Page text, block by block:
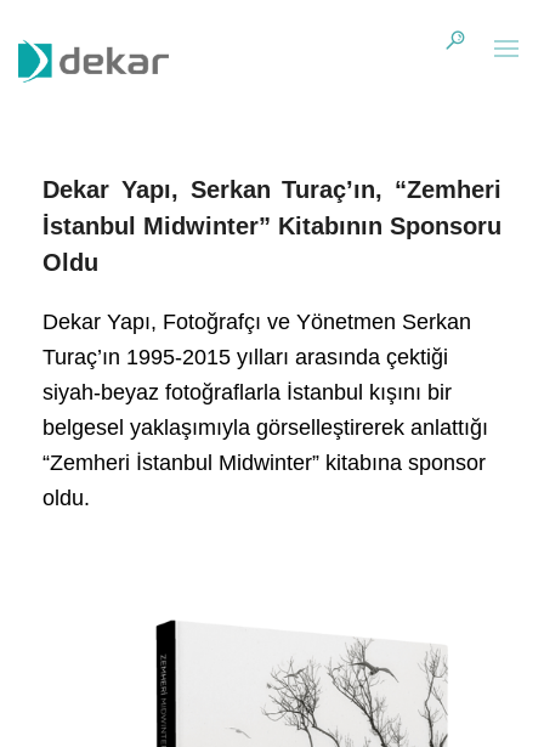
Dekar Yapı, Serkan Turaç’ın, “Zemheri
İstanbul Midwinter” Kitabının Sponsoru
Oldu
Dekar Yapı, Fotoğrafçı ve Yönetmen Serkan
Turaç’ın 1995-2015 yılları arasında çektiği
siyah-beyaz fotoğraflarla İstanbul kışını bir
belgesel yaklaşımıyla görselleştirerek anlattığı
“Zemheri İstanbul Midwinter” kitabına sponsor
oldu.